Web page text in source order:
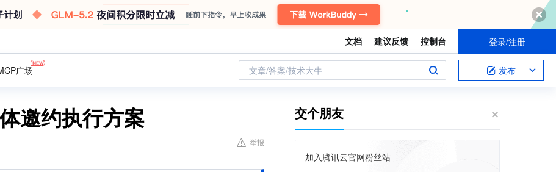
文档 建议反馈 控制台 登录/注册
广场 文章/答案/技术大牛 发布
邀约执行方案
举报
交个朋友
加入腾讯云官网粉丝站